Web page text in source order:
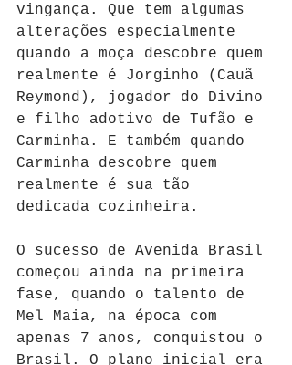
vingança. Que tem algumas
alterações especialmente
quando a moça descobre quem
realmente é Jorginho (Cauã
Reymond), jogador do Divino
e filho adotivo de Tufão e
Carminha. E também quando
Carminha descobre quem
realmente é sua tão
dedicada cozinheira.
O sucesso de Avenida Brasil
começou ainda na primeira
fase, quando o talento de
Mel Maia, na época com
apenas 7 anos, conquistou o
Brasil. O plano inicial era